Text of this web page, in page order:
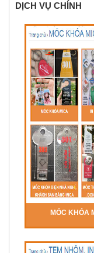
DỊCH VỤ CHÍNH
MÓC KHÓA